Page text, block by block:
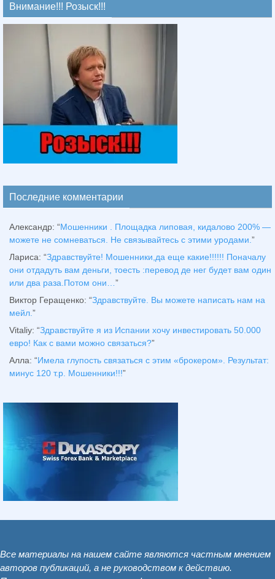
Внимание!!! Розыск!!!
Последние комментарии
Александр: “Мошенники . Площадка липовая, кидалово 200% —
можете не сомневаться. Не связывайтесь с этими уродами.”
Лариса: “Здравствуйтe! Мошенники,да еще какие!!!!!! Поначалу
они отдадуть вам деньги, тоесть :перевод де нег будет вам один
или два раза.Потом они…”
Виктор Геращенко: “Здравствуйте. Вы можете написать нам на
мейл.”
Vitaliy: “Здравствуйте я из Испании хочу инвестировать 50.000
евро! Как с вами можно связаться?”
Алла: “Имела глупость связаться с этим «брокером». Результат:
минус 120 т.р. Мошенники!!!”
Все материалы на нашем сайте являются частным мнением
авторов публикаций, а не руководством к действию.